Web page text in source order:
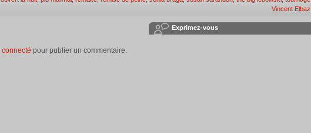
Vincent Elbaz
Exprimez-vous
connecté pour publier un commentaire.